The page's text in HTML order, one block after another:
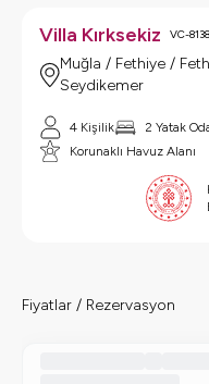
Villa Kırksekiz VC-8138
Muğla / Fethiye /
Seydikemer
4 Kişilik 2 Yatak
Korunaklı Havuz Alanı
Fiyatlar / Rezervasyon